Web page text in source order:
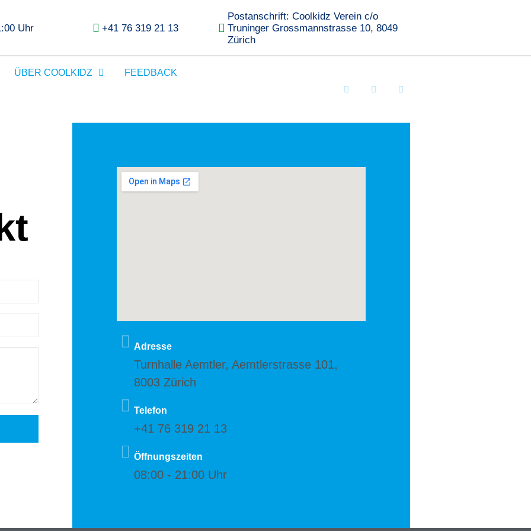
Uhr +41 76 319 21 13
Postanschrift: Coolkidz Verein c/o
Truninger Grossmannstrasse 10, 8049
Zürich
ÜBER COOLKIDZ FEEDBACK
Adresse
Turnhalle Aemtler, Aemtlerstrasse 101,
8003 Zürich
Telefon
+41 76 319 21 13
Öffnungszeiten
08:00 - 21:00 Uhr